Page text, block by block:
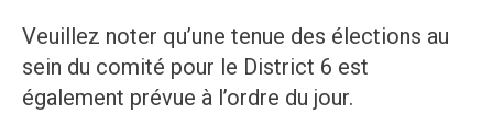
Veuillez noter qu’une tenue des élections au
sein du comité pour le District 6 est
également prévue à l’ordre du jour.